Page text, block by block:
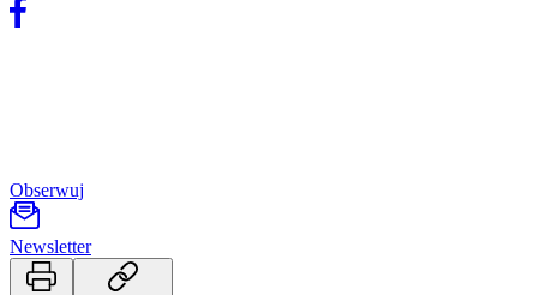
Obserwuj
Newsletter